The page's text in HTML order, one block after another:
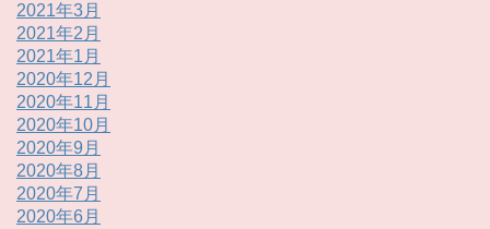
2021年3月
2021年2月
2021年1月
2020年12月
2020年11月
2020年10月
2020年9月
2020年8月
2020年7月
2020年6月